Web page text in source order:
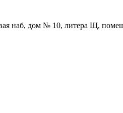
наб, дом № 10, литера Щ,